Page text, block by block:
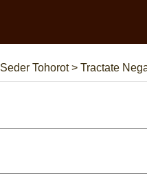
Seder Tohorot> Tractate